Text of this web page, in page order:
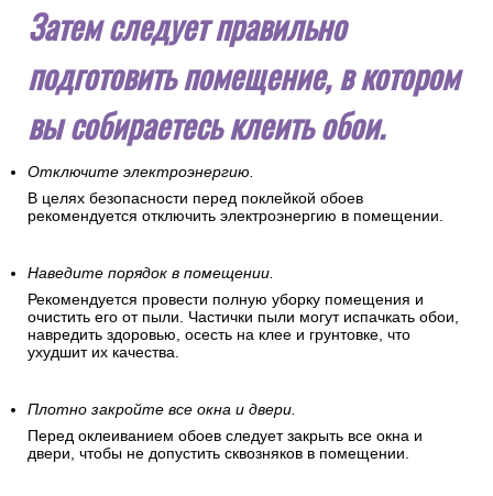
Затем следует правильно
подготовить помещение, в котором
вы собираетесь клеить обои.
Отключите электроэнергию.
В целях безопасности перед поклейкой обоев
рекомендуется отключить электроэнергию в помещении.
Наведите порядок в помещении.
Рекомендуется провести полную уборку помещения и
очистить его от пыли. Частички пыли могут испачкать обои,
навредить здоровью, осесть на клее и грунтовке, что
ухудшит их качества.
Плотно закройте все окна и двери.
Перед оклеиванием обоев следует закрыть все окна и
двери, чтобы не допустить сквозняков в помещении.